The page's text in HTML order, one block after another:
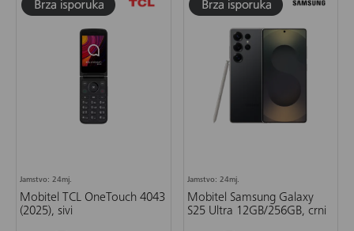
Jamstvo: 24mj.
Mobitel TCL OneTouch 4043
(2025), sivi
Jamstvo: 24mj.
Mobitel Samsung Galaxy
S25 Ultra 12GB/256GB, crni